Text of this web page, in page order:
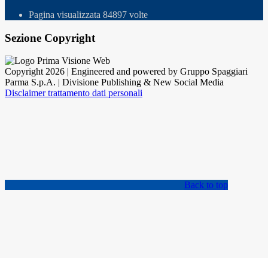
Pagina visualizzata 84897 volte
Sezione Copyright
Copyright 2026 | Engineered and powered by Gruppo Spaggiari
Parma S.p.A. | Divisione Publishing & New Social Media
Disclaimer trattamento dati personali
Back to top